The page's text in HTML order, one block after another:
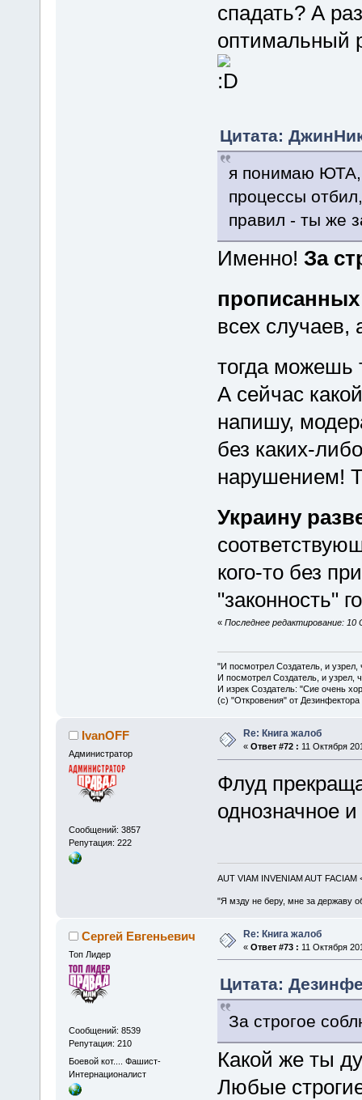
спадать? А
оптимальный
Цитата:
я понимаю ЮТА,
процессы
правил - ты же
Именно! За
всех случаев,
тогда можешь
А сейчас
напишу,
без каких-
нарушением!
Украину
кого-то без
"законность"
« Последнее редактирование:
"И посмотрел Создатель, и
И посмотрел Создатель, и узрел,
И изрек Создатель: "Сие очень
(с) "Откровения" от Дезинфектора
IvanOFF
Администратор
Сообщений: 3857
Репутация: 222
Re: Книга жалоб
« Ответ #72 : 11 Октября
Флуд
однозначное
AUT VIAM INVENIAM AUT FACIAM
"Я мзду не беру, мне за державу
Сергей Евгеньевич
Топ Лидер
Сообщений: 8539
Репутация: 210
Боевой кот.... Фашист-
Интернационалист
Re: Книга жалоб
« Ответ #73 : 11 Октября
Цитата:
За строгое
Какой же ты
Любые